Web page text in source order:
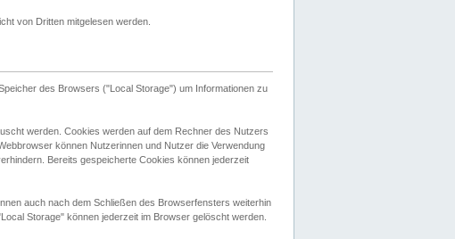
von Dritten mitgelesen werden.
des Browsers ("Local Storage") um Informationen zu
werden. Cookies werden auf dem Rechner des Nutzers
können Nutzerinnen und Nutzer die Verwendung
Bereits gespeicherte Cookies können jederzeit
auch nach dem Schließen des Browserfensters weiterhin
Storage" können jederzeit im Browser gelöscht werden.